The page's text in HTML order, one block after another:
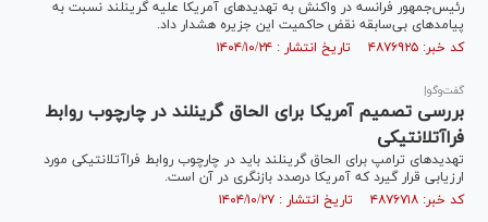
رئیس‌جمهور فرانسه در واکنش به تهدید‌های آمریکا علیه گرینلند نسبت به
پیامد‌های بی‌سابقه نقض حاکمیت این جزیره هشدار داد.
کد خبر: ۴۸۷۶۹۲۵ تاریخ انتشار : ۱۴۰۴/۱۰/۲۴
گفت‌و‌گو|
بررسی تصمیم آمریکا برای الحاق گرینلند در چارچوب روابط
فراآتلانتیکی
تهدیدهای ترامپ برای الحاق گرینلند باید در چارچوب روابط فراآتلانتیکی مورد
ارزیابی قرار گیرد که آمریکا درصدد بازنگری در آن است.
کد خبر: ۴۸۷۶۷۱۸ تاریخ انتشار : ۱۴۰۴/۱۰/۲۷